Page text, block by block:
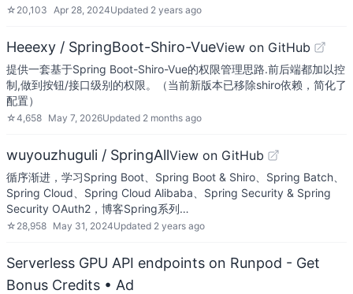
☆ 20,103 Apr 28, 2024Updated 2 years ago
Heeexy / SpringBoot-Shiro-VueView on GitHub
提供一套基于Spring Boot-Shiro-Vue的权限管理思路.前后端都加以控
制,做到按钮/接口级别的权限。（当前新版本已移除shiro依赖，简化了
配置）
☆4,658 May 7, 2026Updated 2 months ago
wuyouzhuguli / SpringAllView on GitHub
循序渐进，学习Spring Boot、Spring Boot & Shiro、Spring Batch、
Spring Cloud、Spring Cloud Alibaba、Spring Security & Spring
Security OAuth2，博客Spring系列…
☆ 28,958 May 31, 2024Updated 2 years ago
Serverless GPU API endpoints on Runpod - Get
Bonus Credits • Ad